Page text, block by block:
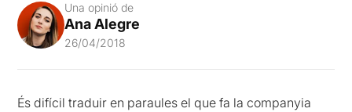
Una opinió de
Ana Alegre
26/04/2018
És difícil traduir en paraules el que fa la companyia